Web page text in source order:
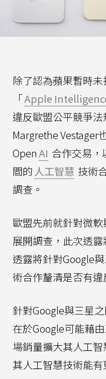
除了認為蘋果暫時
「Apple
違反歐盟公平競爭
Margrethe Vestager
Open AI 合作交易，
間的 人工智慧 技術
調查。
歐盟先前就針對微
展開調查，此次透
透露將針對Google
術合作釐清是否有違
針對Google與三星
在於Google可能藉
場銷量擴大其人工
其人工智慧技術能有